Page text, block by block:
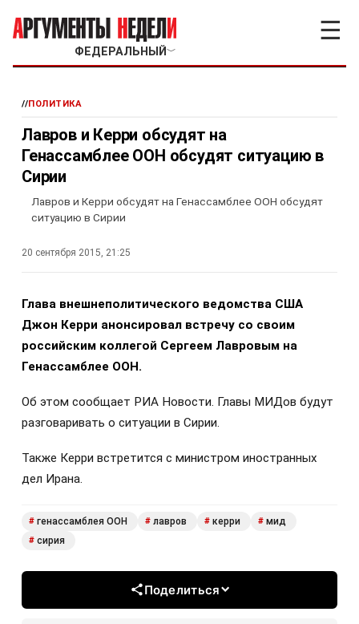
ФЕДЕРАЛЬНЫЙ ﹀
☰
//ПОЛИТИКА
Лавров и Керри обсудят на
Генассамблее ООН обсудят ситуацию в
Сирии
Лавров и Керри обсудят на Генассамблее ООН обсудят
ситуацию в Сирии
20 сентября 2015, 21:25
Глава внешнеполитического ведомства США
Джон Керри анонсировал встречу со своим
российским коллегой Сергеем Лавровым на
Генассамблее ООН.
Об этом сообщает РИА Новости. Главы МИДов будут
разговаривать о ситуации в Сирии.
Также Керри встретится с министром иностранных
дел Ирана.
# генассамблея ООН # лавров # керри # мид
# сирия
Поделиться